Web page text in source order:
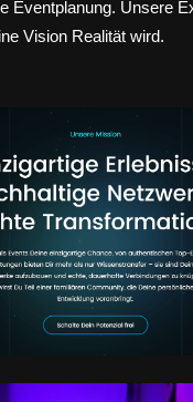
Eventplanung. Unsere
Vision Realität wird.